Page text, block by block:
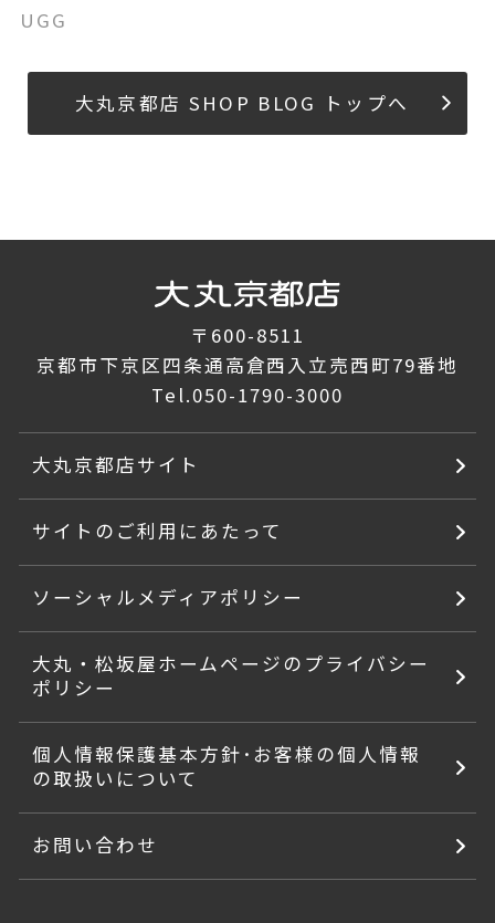
UGG
大丸京都店 SHOP BLOG トップへ
〒600-8511
京都市下京区四条通高倉西入立売西町79番地
Tel.050-1790-3000
大丸京都店サイト
サイトのご利用にあたって
ソーシャルメディアポリシー
大丸・松坂屋ホームページのプライバシー
ポリシー
個人情報保護基本方針･お客様の個人情報
の取扱いについて
お問い合わせ